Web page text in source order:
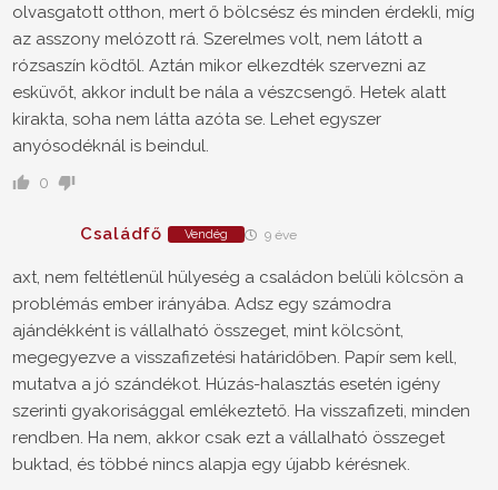
olvasgatott otthon, mert ő bölcsész és minden érdekli, míg
az asszony melózott rá. Szerelmes volt, nem látott a
rózsaszín ködtől. Aztán mikor elkezdték szervezni az
esküvőt, akkor indult be nála a vészcsengő. Hetek alatt
kirakta, soha nem látta azóta se. Lehet egyszer
anyósodéknál is beindul.
0
Családfő Vendég 9 éve
axt, nem feltétlenül hülyeség a családon belüli kölcsön a
problémás ember irányába. Adsz egy számodra
ajándékként is vállalható összeget, mint kölcsönt,
megegyezve a visszafizetési határidőben. Papír sem kell,
mutatva a jó szándékot. Húzás-halasztás esetén igény
szerinti gyakorisággal emlékeztető. Ha visszafizeti, minden
rendben. Ha nem, akkor csak ezt a vállalható összeget
buktad, és többé nincs alapja egy újabb kérésnek.